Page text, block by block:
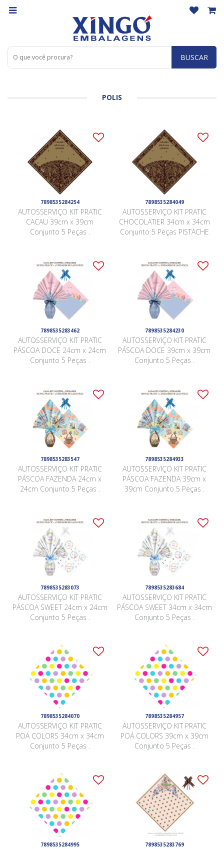
BUSCAR
POLIS
7898535284254
AUTOSSERVIÇO KIT PRATIC
CACAU 39cm x 39cm
Conjunto 5 Peças .
7898535284049
AUTOSSERVIÇO KIT PRATIC
CHOCOLATIER 34cm x 34cm
Conjunto 5 Peças PISTACHE
7898535283462
AUTOSSERVIÇO KIT PRATIC
PÁSCOA DOCE 24cm x 24cm
Conjunto 5 Peças .
7898535284230
AUTOSSERVIÇO KIT PRATIC
PÁSCOA DOCE 39cm x 39cm
Conjunto 5 Peças .
7898535283547
AUTOSSERVIÇO KIT PRATIC
PÁSCOA FAZENDA 24cm x
24cm Conjunto 5 Peças .
7898535284933
AUTOSSERVIÇO KIT PRATIC
PÁSCOA FAZENDA 39cm x
39cm Conjunto 5 Peças .
7898535283073
AUTOSSERVIÇO KIT PRATIC
PÁSCOA SWEET 24cm x 24cm
Conjunto 5 Peças .
7898535283684
AUTOSSERVIÇO KIT PRATIC
PÁSCOA SWEET 34cm x 34cm
Conjunto 5 Peças .
7898535284070
AUTOSSERVIÇO KIT PRATIC
POÁ COLORS 34cm x 34cm
Conjunto 5 Peças .
7898535284957
AUTOSSERVIÇO KIT PRATIC
POÁ COLORS 39cm x 39cm
Conjunto 5 Peças .
7898535284995 7898535283769